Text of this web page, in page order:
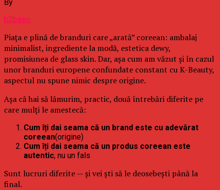
By
b2bseo
Piața e plină de branduri care „arată” coreean: ambalaj
minimalist, ingrediente la modă, estetica dewy,
promisiunea de glass skin. Dar, așa cum am văzut și în cazul
unor branduri europene confundate constant cu K-Beauty,
aspectul nu spune nimic despre origine.
Așa că hai să lămurim, practic, două întrebări diferite pe
care mulți le amestecă:
Cum îți dai seama că un brand este cu adevărat
coreean(origine)
Cum îți dai seama că un produs coreean este
autentic, nu un fals
Sunt lucruri diferite — și vei ști să le deosebești până la
final.